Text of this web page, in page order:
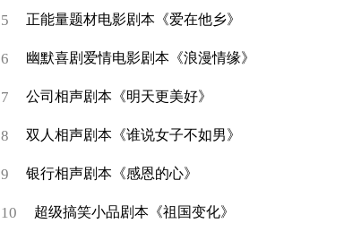
5 正能量题材电影剧本《爱在他乡》
6 幽默喜剧爱情电影剧本《浪漫情缘》
7 公司相声剧本《明天更美好》
8 双人相声剧本《谁说女子不如男》
9 银行相声剧本《感恩的心》
10 超级搞笑小品剧本《祖国变化》